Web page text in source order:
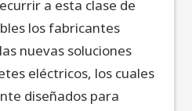
a esta clase de
los fabricantes
nuevas soluciones
eléctricos, los cuales
diseñados para